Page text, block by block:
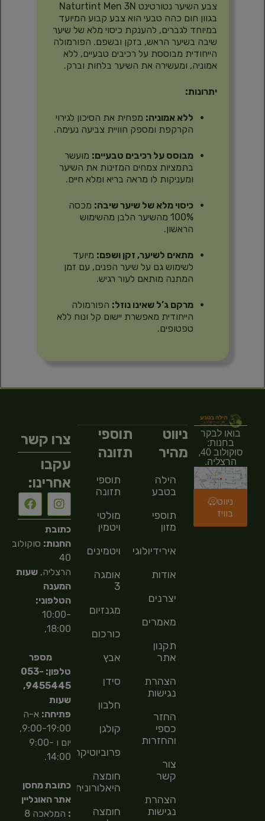
צבע השיער נטורטינט Naturtint Men 3N
בגוון חום כהה טבעי הוא צבע קבוע המיועד
במיוחד לגברים, להענקת כיסוי מלא של שיער
שיבה בשיער הראש, בזקן ובשפם. הפורמולה
הייחודית מבוססת על רכיבים טבעיים, ללא
אמוניה, ומעשירה את השיער בלחות וברק.
יתרונות:
ללא אמוניה: מפחית את הסיכון לגירוי
הקרקפת ומספק חוויית צביעה נעימה.
מבוסס על רכיבים טבעיים: מועשר
בתמציות צמחים המזינות את השיער
ומעניקות לו מראה בריא ומלא חיים.
כיסוי מלא של שיער שיבה: מכסה
100% מהשיער הלבן מהשימוש
הראשון.
מתאים לשיער, זקן ושפם: מיועד
לשימוש גם על שיער הפנים, עם זמן
המתנה מותאם לעור רגיש.
מרקם ג’ל שאינו נוזל: הפורמולה
הייחודית מאפשרת יישום קל ונוח ללא
טפטופים.
בואו לבקר
בחנות:
סוקולוב 40,
הרצליה.
ניווט
בוויז
ניווט
מהיר
הילה
בטבע
תוספי
מזון
אירידיולוגיה
אודות
יצרנים
מאמרים
תקנון
אתר
הצהרת
נגישות
החזר
כספי
והחזרות
צור
קשר
הצהרת
נגישות
תוספי
תזונה
תוספי
תזונה
מולטי
ויטמין
ויטמינים
אומגה
3
מגנזיום
כורכום
אבץ
סידן
חלבון
קולגן
פרוביוטיקה
חומצה
היאלורונית
חומצה
צרו קשר
עקבו
אחרינו:
כתובת
החנות: סוקולוב
40
הרצליה,שעות
המענה
הטלפוני:
10:00-
18:00,
מספר
טלפון: 053-
9455445,
שעות
פתיחה: א-ה
9:00-19:00,
יום ו 9:00-
14:00.
כתובת מחסן
אתר האונליין
:
המלאכה 8